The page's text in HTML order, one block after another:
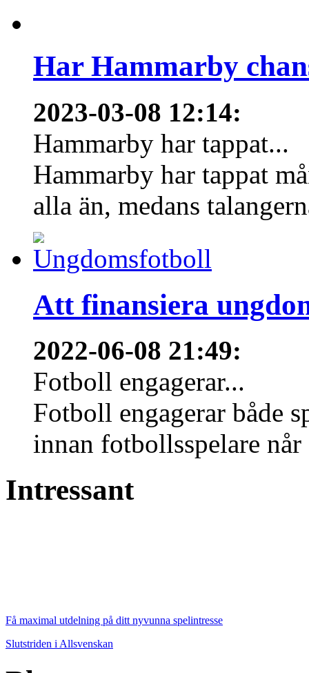
Har Hammarby
2023-03-08 12:14:
Hammarby har tappat...
Hammarby har tappat
alla än, medans
Att finansiera
2022-06-08 21:49:
Fotboll engagerar...
Fotboll engagerar både
innan fotbollsspelare
Intressant
Få maximal utdelning på ditt nyvunna spelintresse
Slutstriden i Allsvenskan